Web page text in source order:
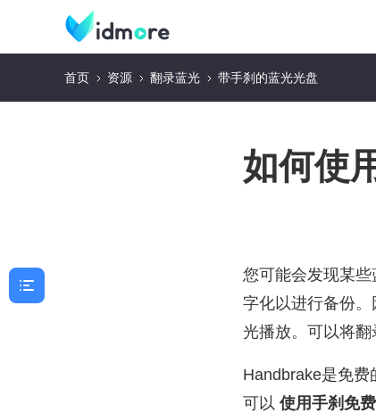
首页 资源 翻录蓝光 带手刹的蓝光光盘
如何使
您可能会发现某
字化以进行备份
光播放。可以将翻
Handbrake是免
可以 使用手刹免